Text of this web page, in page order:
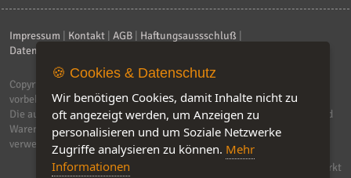
Impressum Kontakt AGB Haftungsaussschluß
Datenschutzerklärung
Copyright © 2026
vorbehalten.
Die auf dieser Seite verwendeten Produktbezeichnungen, Namen und
Warenzeichen sind Eigentum der jeweiligen Firmen. Unser Portal
verwendet Affiliat-Links, für dir wir Geld erhalten.
Software by IQ-Markt
🍪 Cookies & Datenschutz
Wir benötigen Cookies, damit Inhalte nicht zu
oft angezeigt werden, um Anzeigen zu
personalisieren und um Soziale Netzwerke
Zugriffe analysieren zu können. Mehr
Informationen